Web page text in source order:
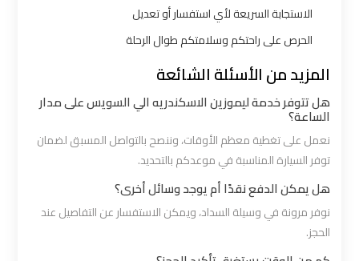
الاستجابة السريعة لأي استفسار أو تعديل
الحرص على راحتكم وسلامتكم طوال الرحلة
المزيد من الأسئلة الشائعة
هل تتوفر خدمة ليموزين الاسكندريه الي السويس على مدار
الساعة؟
نعمل على تغطية معظم الأوقات، وننصح بالتواصل المسبق لضمان
توفر السيارة المناسبة في موعدكم بالتحديد.
هل يمكن الدفع نقدًا أم يوجد وسائل أخرى؟
نوفر مرونة في وسيلة السداد، ويمكن الاستفسار عن التفاصيل عند
الحجز.
ليموزين
الاسكندريه
مطروح
ليموزين
الأحمر